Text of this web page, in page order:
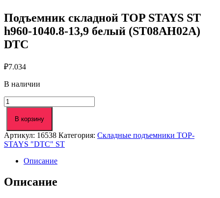
Подъемник складной TOP STAYS ST
h960-1040.8-13,9 белый (ST08AH02A)
DTC
₽7.034
В наличии
Количество
товара
Подъемник
TOP
STAYS
h960-
13,9
В корзину
Артикул: 16538 Категория: Складные подъемники TOP-
STAYS "DTC" ST
Описание
Описание